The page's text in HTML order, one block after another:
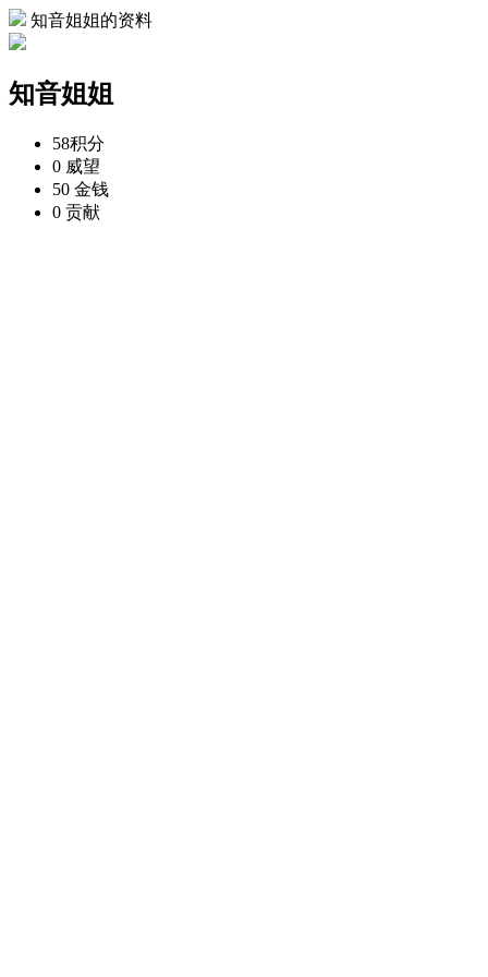
知音姐姐的资料
知音姐姐
58积分
0 威望
50 金钱
0 贡献